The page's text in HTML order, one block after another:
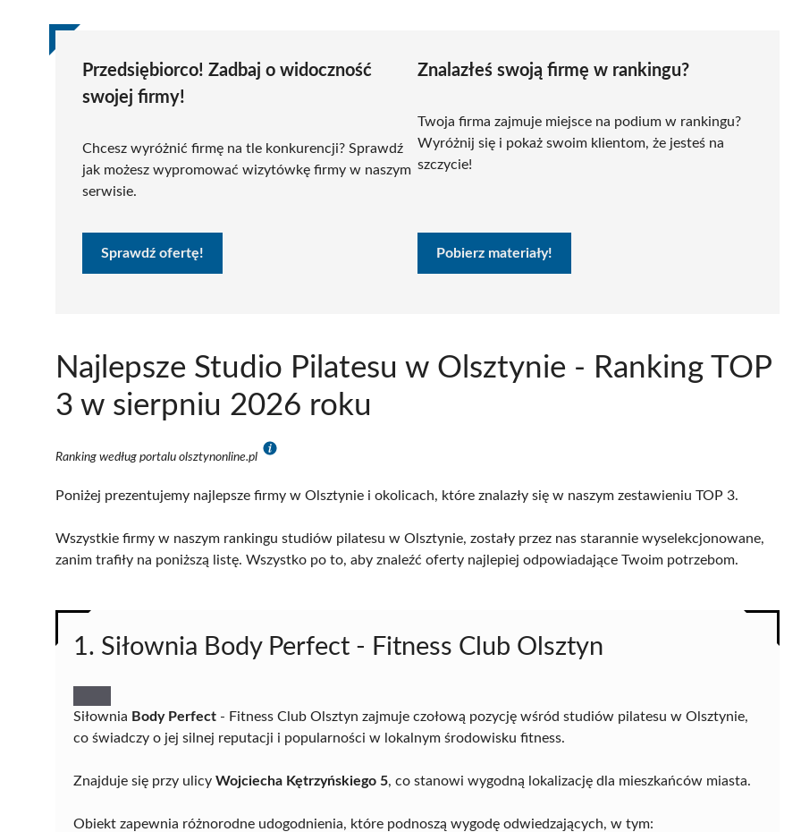
Przedsiębiorco! Zadbaj o widoczność
swojej firmy!
Chcesz wyróżnić firmę na tle konkurencji? Sprawdź
jak możesz wypromować wizytówkę firmy w naszym
serwisie.
Sprawdź ofertę!
Znalazłeś swoją firmę w rankingu?
Twoja firma zajmuje miejsce na podium w rankingu?
Wyróżnij się i pokaż swoim klientom, że jesteś na
szczycie!
Pobierz materiały!
Najlepsze Studio Pilatesu w Olsztynie - Ranking TOP
3 w sierpniu 2026 roku
Ranking według portalu olsztynonline.pl
Poniżej prezentujemy najlepsze firmy w Olsztynie i okolicach, które znalazły się w naszym zestawieniu TOP 3.
Wszystkie firmy w naszym rankingu studiów pilatesu w Olsztynie, zostały przez nas starannie wyselekcjonowane,
zanim trafiły na poniższą listę. Wszystko po to, aby znaleźć oferty najlepiej odpowiadające Twoim potrzebom.
1. Siłownia Body Perfect - Fitness Club Olsztyn
Siłownia Body Perfect - Fitness Club Olsztyn zajmuje czołową pozycję wśród studiów pilatesu w Olsztynie,
co świadczy o jej silnej reputacji i popularności w lokalnym środowisku fitness.
Znajduje się przy ulicy Wojciecha Kętrzyńskiego 5, co stanowi wygodną lokalizację dla mieszkańców miasta.
Obiekt zapewnia różnorodne udogodnienia, które podnoszą wygodę odwiedzających, w tym: